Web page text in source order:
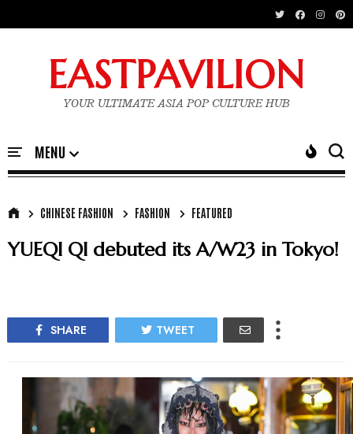
EASTPAVILION
YOUR ULTIMATE ASIA POP CULTURE HUB
CHINESE FASHION FASHION FEATURED
YUEQI QI debuted its A/W23 in Tokyo!
SHARE TWEET